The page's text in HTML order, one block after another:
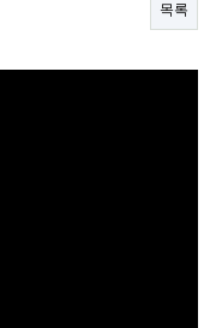
목록